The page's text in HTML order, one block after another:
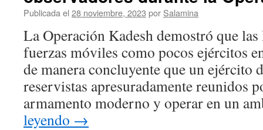
Publicada el 28 noviembre, 2023 por Salamina
La Operación Kadesh demostró que
fuerzas móviles como pocos ejércitos
de manera concluyente que un ejército
reservistas apresuradamente reunidos
armamento moderno y operar en un
leyendo →